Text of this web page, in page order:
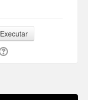
Executar